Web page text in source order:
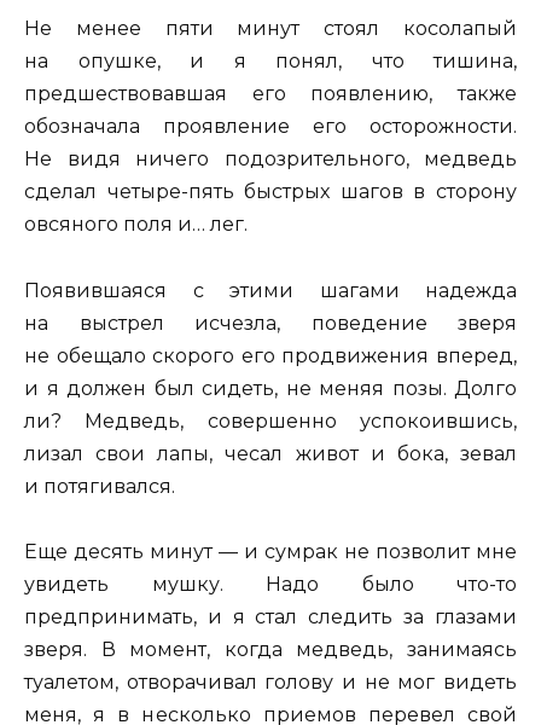
Не менее пяти минут стоял косолапый
на опушке, и я понял, что тишина,
предшествовавшая его появлению, также
обозначала проявление его осторожности.
Не видя ничего подозрительного, медведь
сделал четыре-пять быстрых шагов в сторону
овсяного поля и… лег.
Появившаяся с этими шагами надежда
на выстрел исчезла, поведение зверя
не обещало скорого его продвижения вперед,
и я должен был сидеть, не меняя позы. Долго
ли? Медведь, совершенно успокоившись,
лизал свои лапы, чесал живот и бока, зевал
и потягивался.
Еще десять минут — и сумрак не позволит мне
увидеть мушку. Надо было что-то
предпринимать, и я стал следить за глазами
зверя. В момент, когда медведь, занимаясь
туалетом, отворачивал голову и не мог видеть
меня, я в несколько приемов перевел свой